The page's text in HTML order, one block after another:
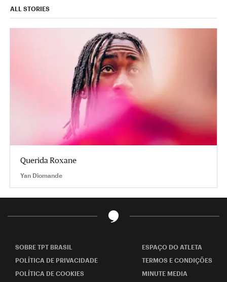
ALL STORIES
Querida Roxane
Yan Diomande
SOBRE TPT BRASIL
ESPAÇO DO ATLETA
POLÍTICA DE PRIVACIDADE
TERMOS E CONDIÇÕES
POLÍTICA DE COOKIES
MINUTE MEDIA